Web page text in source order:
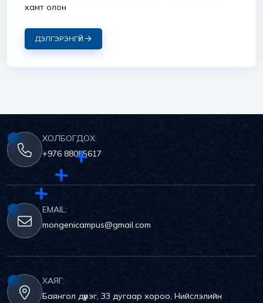
хамт олон
ДЭЛГЭРЭНГҮЙ
ХОЛБОГДОХ:
+976 88085617
EMAIL:
mongenicampus@gmail.com
ХАЯГ:
Баянгол дүүрэг, 33 дугаар хороо, Нийслэлийн